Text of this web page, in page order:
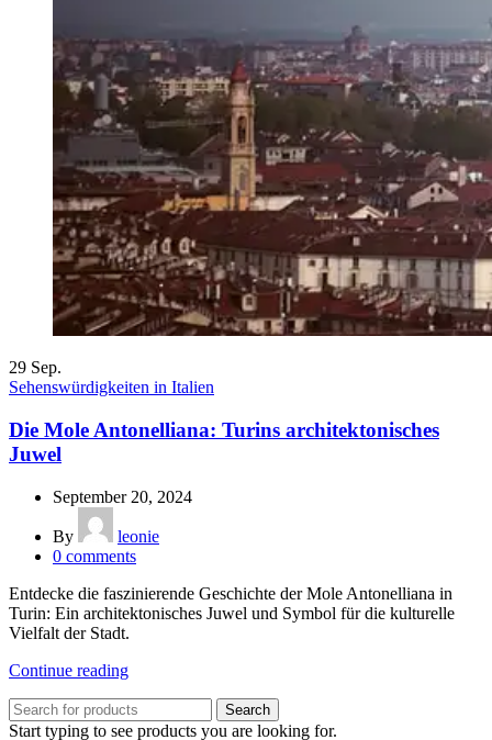
29 Sep.
Sehenswürdigkeiten in Italien
Die Mole Antonelliana: Turins architektonisches
Juwel
September 20, 2024
By
leonie
0 comments
Entdecke die faszinierende Geschichte der Mole Antonelliana in
Turin: Ein architektonisches Juwel und Symbol für die kulturelle
Vielfalt der Stadt.
Continue reading
Search
Start typing to see products you are looking for.